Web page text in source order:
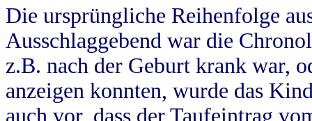
Die ursprüngliche Reihenfolge
Ausschlaggebend war die
z.B. nach der Geburt krank war,
anzeigen konnten, wurde das
auch vor, dass der Taufeintrag